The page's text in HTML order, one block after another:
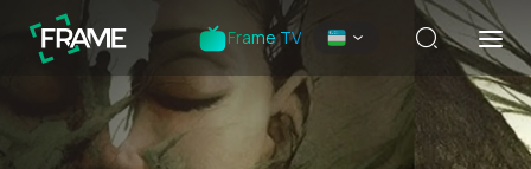
Frame TV